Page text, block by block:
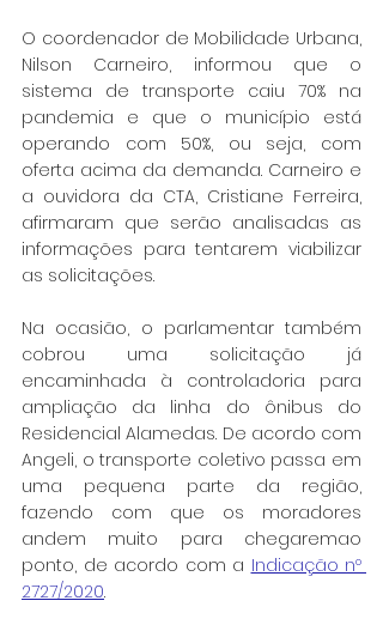
O coordenador de Mobilidade Urbana,
Nilson Carneiro, informou que o
sistema de transporte caiu 70% na
pandemia e que o município está
operando com 50%, ou seja, com
oferta acima da demanda. Carneiro e
a ouvidora da CTA, Cristiane Ferreira,
afirmaram que serão analisadas as
informações para tentarem viabilizar
as solicitações.
Na ocasião, o parlamentar também
cobrou uma solicitação já
encaminhada à controladoria para
ampliação da linha do ônibus do
Residencial Alamedas. De acordo com
Angeli, o transporte coletivo passa em
uma pequena parte da região,
fazendo com que os moradores
andem muito para chegaremao
ponto, de acordo com a Indicação nº
2727/2020.